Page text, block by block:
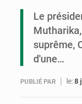
Le
suprême,
d'une…
PUBLIÉ PAR le:8